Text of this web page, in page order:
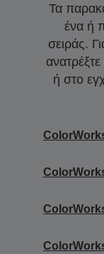
Τα
ένα ή
σειράς.
ή στο